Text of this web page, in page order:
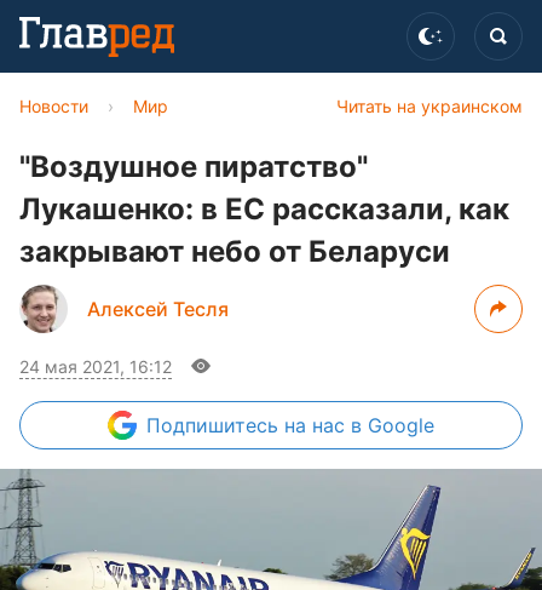
Читать на украинском
Новости › Мир
"Воздушное пиратство"
Лукашенко: в ЕС рассказали, как
закрывают небо от Беларуси
Алексей Тесля
24 мая 2021, 16:12
Подпишитесь на нас в Google